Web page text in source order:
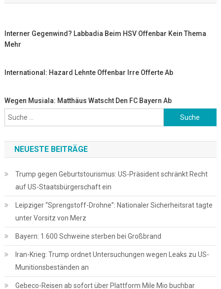
Interner Gegenwind? Labbadia Beim HSV Offenbar Kein Thema
Mehr
International: Hazard Lehnte Offenbar Irre Offerte Ab
Wegen Musiala: Matthäus Watscht Den FC Bayern Ab
Suche
nach:
NEUESTE BEITRÄGE
Trump gegen Geburtstourismus: US-Präsident schränkt Recht
auf US-Staatsbürgerschaft ein
Leipziger “Sprengstoff-Drohne”: Nationaler Sicherheitsrat tagte
unter Vorsitz von Merz
Bayern: 1.600 Schweine sterben bei Großbrand
Iran-Krieg: Trump ordnet Untersuchungen wegen Leaks zu US-
Munitionsbeständen an
Gebeco-Reisen ab sofort über Plattform Mile Mio buchbar